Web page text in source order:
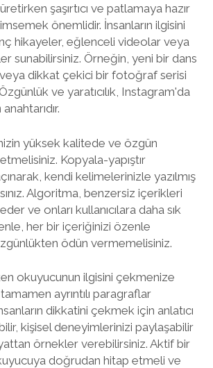
şaşırtıcı ve patlamaya hazır
önemlidir. İnsanların ilgisini
hikayeler, eğlenceli videolar veya
sunabilirsiniz. Örneğin, yeni bir dans
veya dikkat çekici bir fotoğraf serisi
ve yaratıcılık, Instagram'da
yüksek kalitede ve özgün
Kopyala-yapıştır
kendi kelimelerinizle yazılmış
Algoritma, benzersiz içerikleri
ve onları kullanıcılara daha sık
her bir içeriğinizi özenle
ödün vermemelisiniz.
okuyucunun ilgisini çekmenize
ayrıntılı paragraflar
dikkatini çekmek için anlatıcı
kişisel deneyimlerinizi paylaşabilir
örnekler verebilirsiniz. Aktif bir
doğrudan hitap etmeli ve